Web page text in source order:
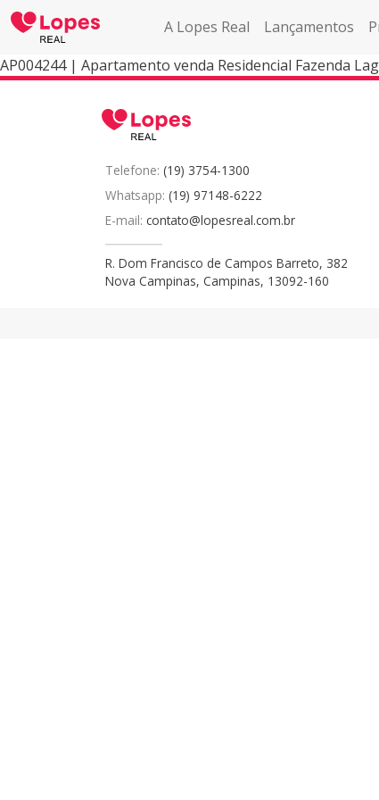
A Lopes Real Lançamentos
AP004244 | Apartamento venda Residencial Fazenda
Telefone: (19) 3754-1300
Whatsapp: (19) 97148-6222
E-mail: contato@lopesreal.com.br
R. Dom Francisco de Campos Barreto, 382
Nova Campinas, Campinas, 13092-160